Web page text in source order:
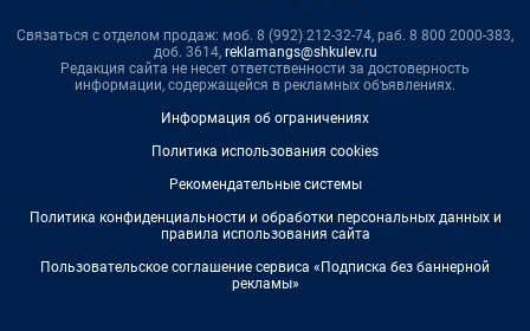
Связаться с отделом продаж: моб. 8 (992) 212-32-74, раб. 8 800 2000-383,
доб. 3614, reklamangs@shkulev.ru
Редакция сайта не несет ответственности за достоверность
информации, содержащейся в рекламных объявлениях.
Информация об ограничениях
Политика использования cookies
Рекомендательные системы
Политика конфиденциальности и обработки персональных данных и
правила использования сайта
Пользовательское соглашение сервиса «Подписка без баннерной
рекламы»